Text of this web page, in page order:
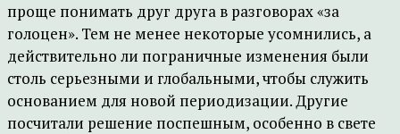
проще понимать друг друга в разговорах «за
голоцен». Тем не менее некоторые усомнились, а
действительно ли пограничные изменения были
столь серьезными и глобальными, чтобы служить
основанием для новой периодизации. Другие
посчитали решение поспешным, особенно в свете